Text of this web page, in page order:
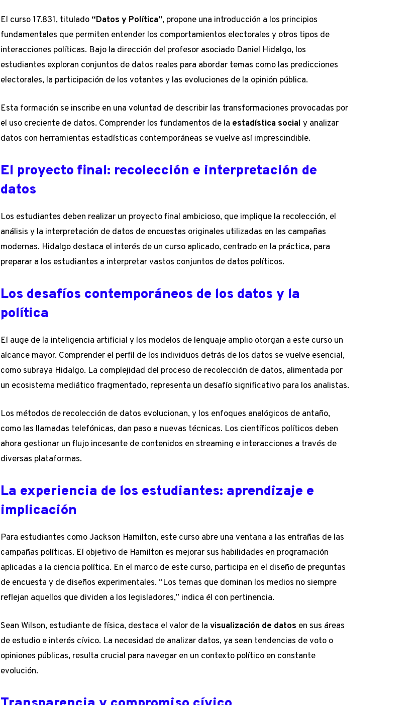
El curso 17.831, titulado “Datos y Política”, propone una introducción a los principios
fundamentales que permiten entender los comportamientos electorales y otros tipos de
interacciones políticas. Bajo la dirección del profesor asociado Daniel Hidalgo, los
estudiantes exploran conjuntos de datos reales para abordar temas como las predicciones
electorales, la participación de los votantes y las evoluciones de la opinión pública.
Esta formación se inscribe en una voluntad de describir las transformaciones provocadas por
el uso creciente de datos. Comprender los fundamentos de la estadística social y analizar
datos con herramientas estadísticas contemporáneas se vuelve así imprescindible.
El proyecto final: recolección e interpretación de
datos
Los estudiantes deben realizar un proyecto final ambicioso, que implique la recolección, el
análisis y la interpretación de datos de encuestas originales utilizadas en las campañas
modernas. Hidalgo destaca el interés de un curso aplicado, centrado en la práctica, para
preparar a los estudiantes a interpretar vastos conjuntos de datos políticos.
Los desafíos contemporáneos de los datos y la
política
El auge de la inteligencia artificial y los modelos de lenguaje amplio otorgan a este curso un
alcance mayor. Comprender el perfil de los individuos detrás de los datos se vuelve esencial,
como subraya Hidalgo. La complejidad del proceso de recolección de datos, alimentada por
un ecosistema mediático fragmentado, representa un desafío significativo para los analistas.
Los métodos de recolección de datos evolucionan, y los enfoques analógicos de antaño,
como las llamadas telefónicas, dan paso a nuevas técnicas. Los científicos políticos deben
ahora gestionar un flujo incesante de contenidos en streaming e interacciones a través de
diversas plataformas.
La experiencia de los estudiantes: aprendizaje e
implicación
Para estudiantes como Jackson Hamilton, este curso abre una ventana a las entrañas de las
campañas políticas. El objetivo de Hamilton es mejorar sus habilidades en programación
aplicadas a la ciencia política. En el marco de este curso, participa en el diseño de preguntas
de encuesta y de diseños experimentales. “Los temas que dominan los medios no siempre
reflejan aquellos que dividen a los legisladores,” indica él con pertinencia.
Sean Wilson, estudiante de física, destaca el valor de lavisualización de datos en sus áreas
de estudio e interés cívico. La necesidad de analizar datos, ya sean tendencias de voto o
opiniones públicas, resulta crucial para navegar en un contexto político en constante
evolución.